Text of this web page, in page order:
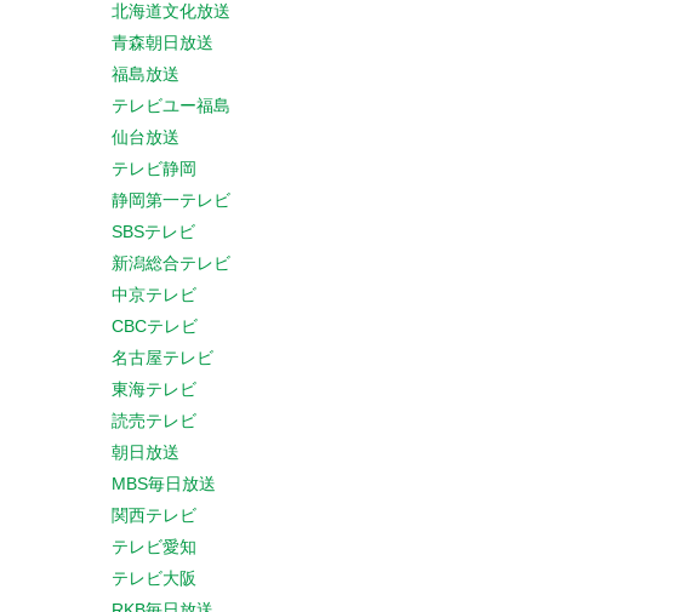
北海道文化放送
青森朝日放送
福島放送
テレビユー福島
仙台放送
テレビ静岡
静岡第一テレビ
SBSテレビ
新潟総合テレビ
中京テレビ
CBCテレビ
名古屋テレビ
東海テレビ
読売テレビ
朝日放送
MBS毎日放送
関西テレビ
テレビ愛知
テレビ大阪